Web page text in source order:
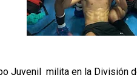
Juvenil milita en la División